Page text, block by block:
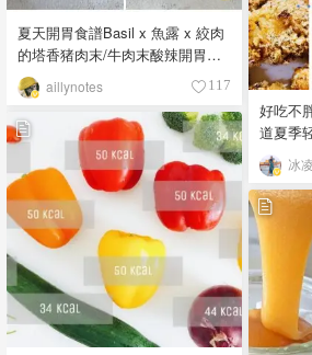
夏天開胃食譜Basil x 魚露 x 絞肉
的塔香猪肉末/牛肉末酸辣開胃料
理（附热量分析）
aillynotes 117
好吃不
道夏季
公式）冰